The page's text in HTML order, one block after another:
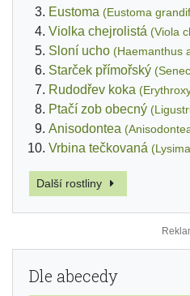
Eustoma (Eustoma
Violka chejrolistá (Viola
Sloní ucho (Haemanthus
Starček přímořský
Rudodřev koka
Ptačí zob obecný
Anisodontea
Vrbina tečkovaná
Další rostliny
Dle abecedy